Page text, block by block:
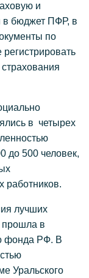
и
в бюджет ПФР, в
по
в четырех
до 500 человек,
работников.
лучших
прошла в
фонда РФ. В
Уральского